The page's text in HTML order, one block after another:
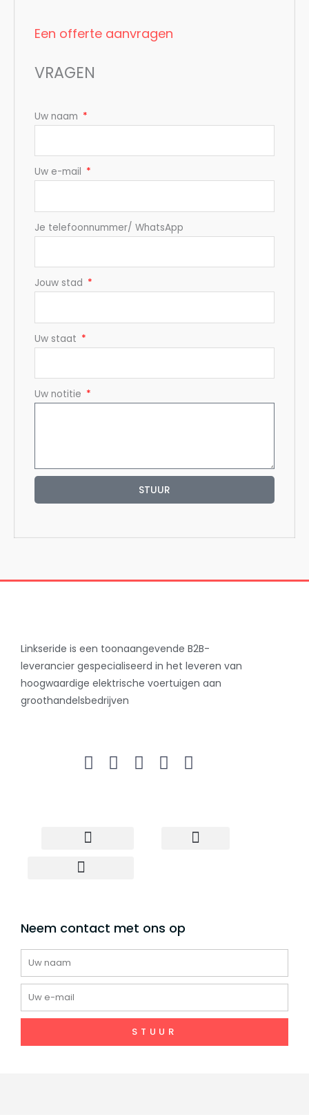
Een offerte aanvragen
VRAGEN
Uw naam
Uw e-mail
Je telefoonnummer/ WhatsApp
Jouw stad
Uw staat
Uw notitie
STUUR
Linkseride is een toonaangevende B2B-
leverancier gespecialiseerd in het leveren van
hoogwaardige elektrische voertuigen aan
groothandelsbedrijven
Neem contact met ons op
Naam
E-
mail
STUUR